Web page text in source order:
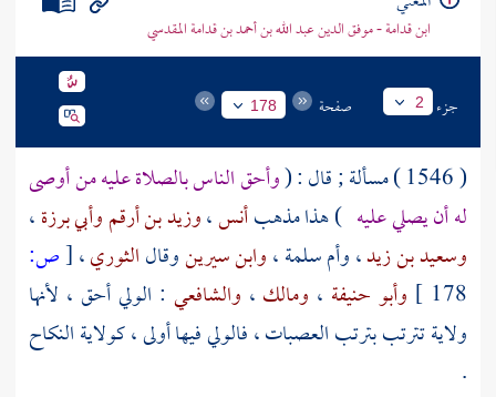
ابن قدامة - موفق الدين عبد الله بن أحمد بن قدامة المقدسي
جزء 2 صفحة 178
( 1546 ) مسألة ; قال : (
وأحق الناس بالصلاة عليه من أوصى
له أن يصلي عليه ) هذا مذهبأنس،وزيد بن أرقموأبي برزة،
وسعيد بن زيد،وأم سلمة،وابن سيرينوقالالثوري،[ص:
178 ]
وأبو حنيفة ، ومالك ، والشافعي : الولي أحق ، لأنها
ولاية تترتب بترتب العصبات ، فالولي فيها أولى ، كولاية النكاح
.